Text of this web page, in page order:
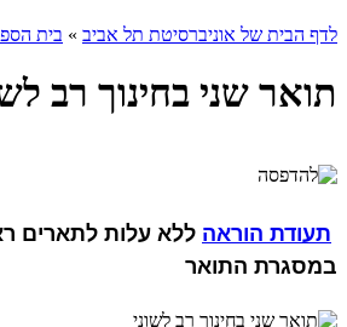
לדף הבית של אוניברסיטת תל אביב » בית
תואר שני בחינוך רב
תעודת הוראה ללא עלות לתארים
במסגרת התואר